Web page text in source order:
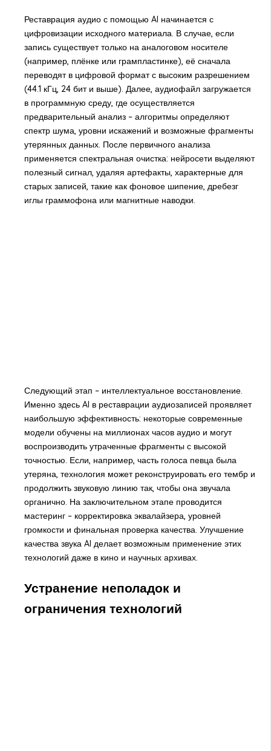
Реставрация аудио с помощью AI начинается с
цифровизации исходного материала. В случае, если
запись существует только на аналоговом носителе
(например, плёнке или грампластинке), её сначала
переводят в цифровой формат с высоким разрешением
(44.1 кГц, 24 бит и выше). Далее, аудиофайл загружается
в программную среду, где осуществляется
предварительный анализ – алгоритмы определяют
спектр шума, уровни искажений и возможные фрагменты
утерянных данных. После первичного анализа
применяется спектральная очистка: нейросети выделяют
полезный сигнал, удаляя артефакты, характерные для
старых записей, такие как фоновое шипение, дребезг
иглы граммофона или магнитные наводки.
Следующий этап – интеллектуальное восстановление.
Именно здесь AI в реставрации аудиозаписей проявляет
наибольшую эффективность: некоторые современные
модели обучены на миллионах часов аудио и могут
воспроизводить утраченные фрагменты с высокой
точностью. Если, например, часть голоса певца была
утеряна, технология может реконструировать его тембр и
продолжить звуковую линию так, чтобы она звучала
органично. На заключительном этапе проводится
мастеринг – корректировка эквалайзера, уровней
громкости и финальная проверка качества. Улучшение
качества звука AI делает возможным применение этих
технологий даже в кино и научных архивах.
Устранение неполадок и
ограничения технологий